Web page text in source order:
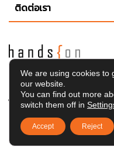
Hands OnEducation
ต่อต่างประเทศ
อังกฤษ, ส
ไอร์แลนด์, อเมริกา, แคน
สิงคโปร์,เรียนต่อ ป.โท ต่
อังกฤษในต่างประเทศ บ
ติดต่อเรา
We are using cookies to
our website.
You can find out more
switch them off in
Accept Reject